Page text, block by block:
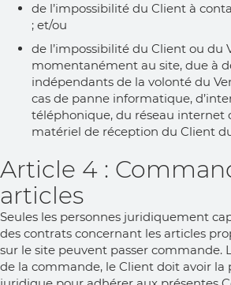
de l’impossibilité du Client à
; et/ou
de l’impossibilité du Client ou du
momentanément au site, due à
indépendants de la volonté du
cas de panne informatique,
téléphonique, du réseau internet
matériel de réception du Client
Article 4 :
articles
Seules les personnes juridiquement
des contrats concernant les articles
sur le site peuvent passer commande.
de la commande, le Client doit avoir la